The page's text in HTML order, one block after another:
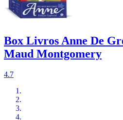
Box Livros Anne De
Maud Montgomery
4.7